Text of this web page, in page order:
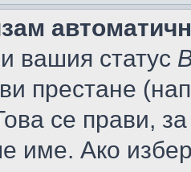
вашия статус
престане
се прави,
име. Ако